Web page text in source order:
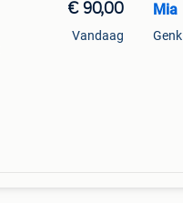
€ 90,00
Vandaag
Mia
Genk